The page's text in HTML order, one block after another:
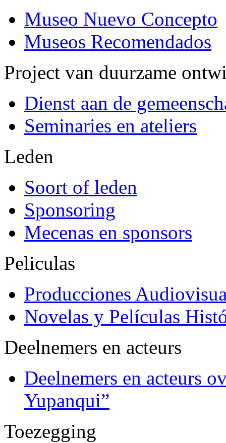
Museo Nuevo Concepto
Museos Recomendados
Project van duurzame
Dienst aan de
Seminaries en ateliers
Leden
Soort of leden
Sponsoring
Mecenas en sponsors
Peliculas
Producciones
Novelas y Películas
Deelnemers en acteurs
Deelnemers en acteurs
Yupanqui”
Toezegging